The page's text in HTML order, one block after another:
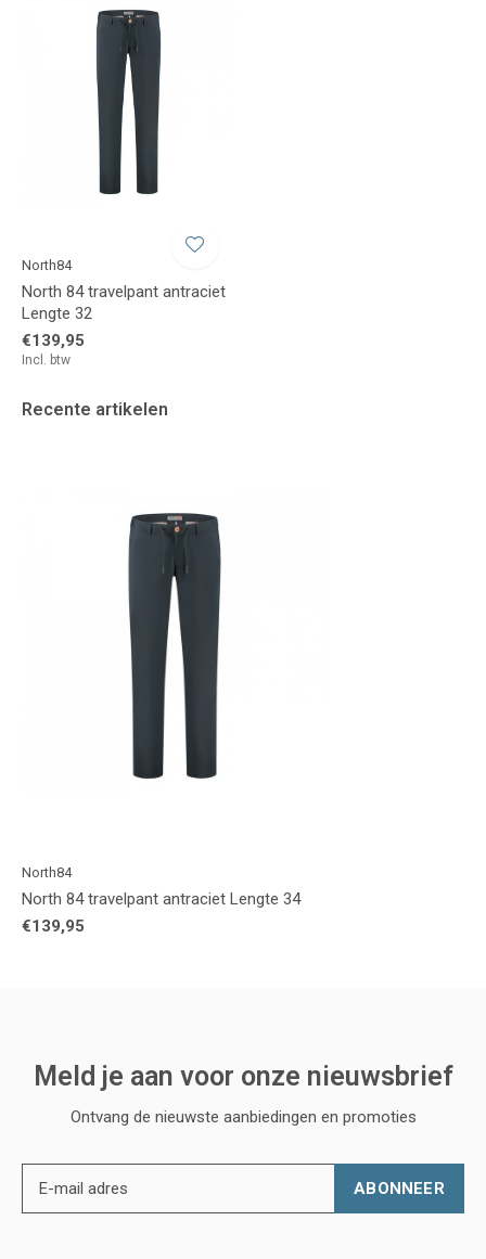
North84
North 84 travelpant antraciet
Lengte 32
€139,95
Incl. btw
Recente artikelen
North84
North 84 travelpant antraciet Lengte 34
€139,95
Meld je aan voor onze nieuwsbrief
Ontvang de nieuwste aanbiedingen en promoties
ABONNEER